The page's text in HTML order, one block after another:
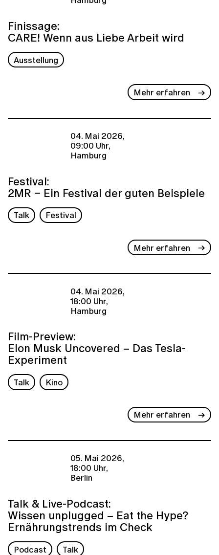
Finissage:
CARE! Wenn aus Liebe Arbeit wird
Ausstellung
Mehr erfahren
04. Mai 2026,
09:00 Uhr,
Hamburg
Festival:
2MR – Ein Festival der guten Beispiele
Talk Festival
Mehr erfahren
04. Mai 2026,
18:00 Uhr,
Hamburg
Film-Preview:
Elon Musk Uncovered – Das Tesla-
Experiment
Talk Kino
Mehr erfahren
05. Mai 2026,
18:00 Uhr,
Berlin
Talk & Live-Podcast:
Wissen unplugged – Eat the Hype?
Ernährungstrends im Check
Podcast Talk